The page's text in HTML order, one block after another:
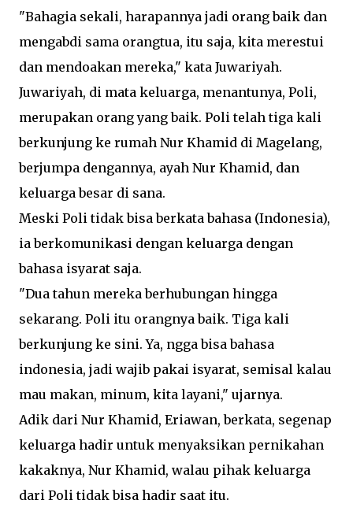
"Bahagia sekali, harapannya jadi orang baik dan
mengabdi sama orangtua, itu saja, kita merestui
dan mendoakan mereka," kata Juwariyah.
Juwariyah, di mata keluarga, menantunya, Poli,
merupakan orang yang baik. Poli telah tiga kali
berkunjung ke rumah Nur Khamid di Magelang,
berjumpa dengannya, ayah Nur Khamid, dan
keluarga besar di sana.
Meski Poli tidak bisa berkata bahasa (Indonesia),
ia berkomunikasi dengan keluarga dengan
bahasa isyarat saja.
"Dua tahun mereka berhubungan hingga
sekarang. Poli itu orangnya baik. Tiga kali
berkunjung ke sini. Ya, ngga bisa bahasa
indonesia, jadi wajib pakai isyarat, semisal kalau
mau makan, minum, kita layani," ujarnya.
Adik dari Nur Khamid, Eriawan, berkata, segenap
keluarga hadir untuk menyaksikan pernikahan
kakaknya, Nur Khamid, walau pihak keluarga
dari Poli tidak bisa hadir saat itu.